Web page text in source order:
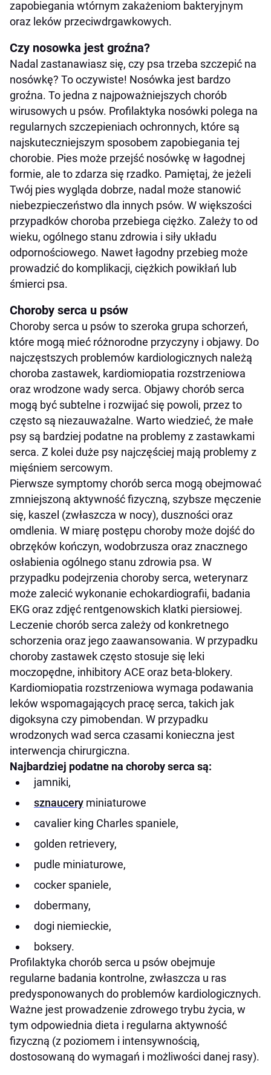
zapobiegania wtórnym zakażeniom bakteryjnym
oraz leków przeciwdrgawkowych.
Czy nosowka jest groźna?
Nadal zastanawiasz się, czy psa trzeba szczepić na
nosówkę? To oczywiste! Nosówka jest bardzo
groźna. To jedna z najpoważniejszych chorób
wirusowych u psów. Profilaktyka nosówki polega na
regularnych szczepieniach ochronnych, które są
najskuteczniejszym sposobem zapobiegania tej
chorobie. Pies może przejść nosówkę w łagodnej
formie, ale to zdarza się rzadko. Pamiętaj, że jeżeli
Twój pies wygląda dobrze, nadal może stanowić
niebezpieczeństwo dla innych psów. W większości
przypadków choroba przebiega ciężko. Zależy to od
wieku, ogólnego stanu zdrowia i siły układu
odpornościowego. Nawet łagodny przebieg może
prowadzić do komplikacji, ciężkich powikłań lub
śmierci psa.
Choroby serca u psów
Choroby serca u psów to szeroka grupa schorzeń,
które mogą mieć różnorodne przyczyny i objawy. Do
najczęstszych problemów kardiologicznych należą
choroba zastawek, kardiomiopatia rozstrzeniowa
oraz wrodzone wady serca. Objawy chorób serca
mogą być subtelne i rozwijać się powoli, przez to
często są niezauważalne. Warto wiedzieć, że małe
psy są bardziej podatne na problemy z zastawkami
serca. Z kolei duże psy najczęściej mają problemy z
mięśniem sercowym.
Pierwsze symptomy chorób serca mogą obejmować
zmniejszoną aktywność fizyczną, szybsze męczenie
się, kaszel (zwłaszcza w nocy), duszności oraz
omdlenia. W miarę postępu choroby może dojść do
obrzęków kończyn, wodobrzusza oraz znacznego
osłabienia ogólnego stanu zdrowia psa. W
przypadku podejrzenia choroby serca, weterynarz
może zalecić wykonanie echokardiografii, badania
EKG oraz zdjęć rentgenowskich klatki piersiowej.
Leczenie chorób serca zależy od konkretnego
schorzenia oraz jego zaawansowania. W przypadku
choroby zastawek często stosuje się leki
moczopędne, inhibitory ACE oraz beta-blokery.
Kardiomiopatia rozstrzeniowa wymaga podawania
leków wspomagających pracę serca, takich jak
digoksyna czy pimobendan. W przypadku
wrodzonych wad serca czasami konieczna jest
interwencja chirurgiczna.
Najbardziej podatne na choroby serca są:
jamniki,
sznaucery miniaturowe
cavalier king Charles spaniele,
golden retrievery,
pudle miniaturowe,
cocker spaniele,
dobermany,
dogi niemieckie,
boksery.
Profilaktyka chorób serca u psów obejmuje
regularne badania kontrolne, zwłaszcza u ras
predysponowanych do problemów kardiologicznych.
Ważne jest prowadzenie zdrowego trybu życia, w
tym odpowiednia dieta i regularna aktywność
fizyczną (z poziomem i intensywnością,
dostosowaną do wymagań i możliwości danej rasy).